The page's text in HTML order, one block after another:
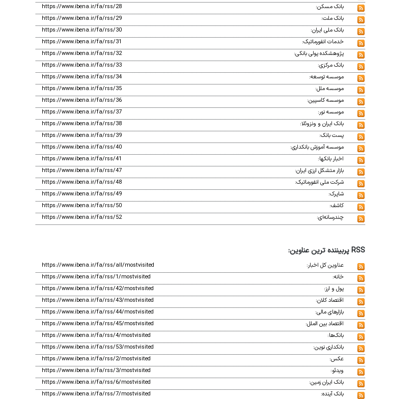
بانک مسکن:
https://www.ibena.ir/fa/rss/28
بانک ملت:
https://www.ibena.ir/fa/rss/29
بانک ملی ایران:
https://www.ibena.ir/fa/rss/30
خدمات انفورماتیک:
https://www.ibena.ir/fa/rss/31
پژوهشکده پولی بانکی:
https://www.ibena.ir/fa/rss/32
بانک مرکزی:
https://www.ibena.ir/fa/rss/33
موسسه توسعه:
https://www.ibena.ir/fa/rss/34
موسسه ملل:
https://www.ibena.ir/fa/rss/35
موسسه کاسپین:
https://www.ibena.ir/fa/rss/36
موسسه نور:
https://www.ibena.ir/fa/rss/37
بانک ایران و ونزوئلا:
https://www.ibena.ir/fa/rss/38
پست بانک:
https://www.ibena.ir/fa/rss/39
موسسه آموزش بانکداری:
https://www.ibena.ir/fa/rss/40
اخبار بانکها:
https://www.ibena.ir/fa/rss/41
بازار متشکل ارزی ایران:
https://www.ibena.ir/fa/rss/47
شرکت ملی انفورماتیک:
https://www.ibena.ir/fa/rss/48
شاپرک:
https://www.ibena.ir/fa/rss/49
کاشف:
https://www.ibena.ir/fa/rss/50
چندرسانه‌ای:
https://www.ibena.ir/fa/rss/52
RSS پربیننده ترین عناوین:
عناوین کل اخبار:
https://www.ibena.ir/fa/rss/all/mostvisited
خانه:
https://www.ibena.ir/fa/rss/1/mostvisited
پول و ارز:
https://www.ibena.ir/fa/rss/42/mostvisited
اقتصاد کلان:
https://www.ibena.ir/fa/rss/43/mostvisited
بازارهای مالی:
https://www.ibena.ir/fa/rss/44/mostvisited
اقتصاد بین الملل:
https://www.ibena.ir/fa/rss/45/mostvisited
بانک‌ها:
https://www.ibena.ir/fa/rss/4/mostvisited
بانکداری نوین:
https://www.ibena.ir/fa/rss/53/mostvisited
عکس:
https://www.ibena.ir/fa/rss/2/mostvisited
ویدئو:
https://www.ibena.ir/fa/rss/3/mostvisited
بانک ایران زمین:
https://www.ibena.ir/fa/rss/6/mostvisited
بانک آینده:
https://www.ibena.ir/fa/rss/7/mostvisited